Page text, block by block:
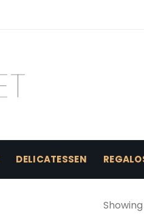
DELICATESSEN